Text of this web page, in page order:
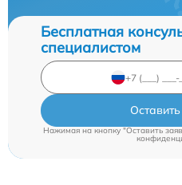
Бесплатная
специалистом
Нажимая на кнопку "Оставить